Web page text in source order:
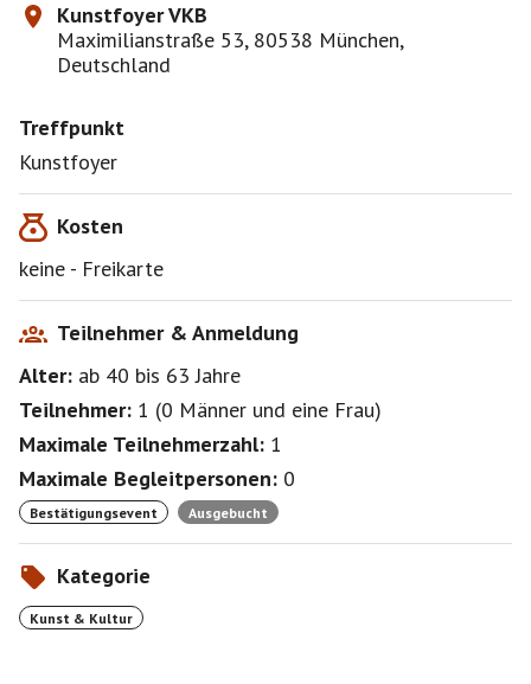
Kunstfoyer VKB
Maximilianstraße 53, 80538 München,
Deutschland
Treffpunkt
Kunstfoyer
Kosten
keine - Freikarte
Teilnehmer & Anmeldung
Alter: ab 40 bis 63Jahre
Teilnehmer: 1 (0 Männer und eine Frau)
Maximale Teilnehmerzahl: 1
Maximale Begleitpersonen: 0
Bestätigungsevent Ausgebucht
Kategorie
Kunst & Kultur